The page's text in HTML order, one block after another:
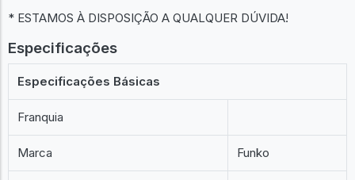
* ESTAMOS À DISPOSIÇÃO A QUALQUER DÚVIDA!
Especificações
Especificações Básicas
Franquia
Marca Funko